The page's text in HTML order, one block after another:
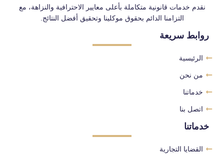
نقدم خدمات قانونية متكاملة بأعلى معايير الاحترافية والنزاهة، مع
التزامنا الدائم بحقوق موكلينا وتحقيق أفضل النتائج.
روابط سريعة
الرئيسية
من نحن
خدماتنا
اتصل بنا
خدماتنا
القضايا التجارية